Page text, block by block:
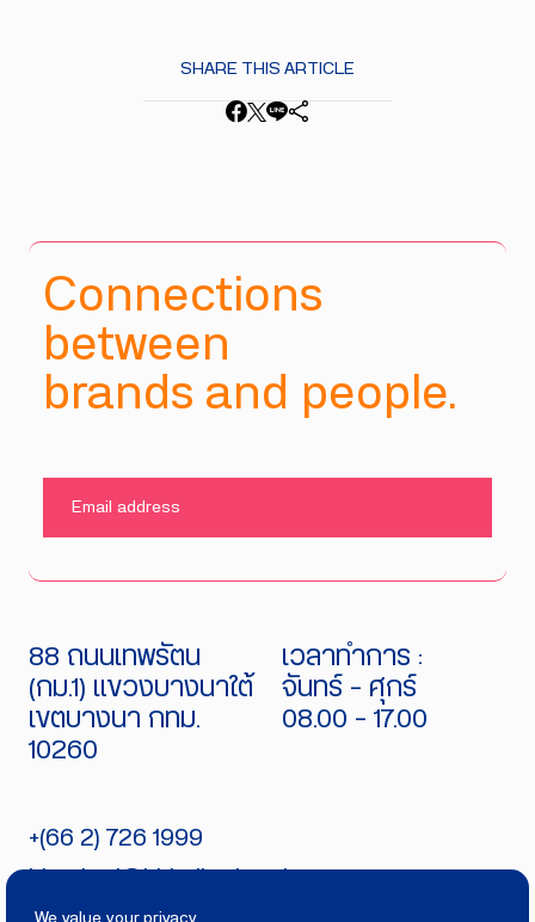
SHARE THIS ARTICLE
Connections
between
brands and people.
88 ถนนเทพรัตน
(กม.1) แขวงบางนาใต้
เขตบางนา กทม.
10260
เวลาทำการ :
จันทร์ - ศุกร์
08.00 - 17.00
+(66 2) 726 1999